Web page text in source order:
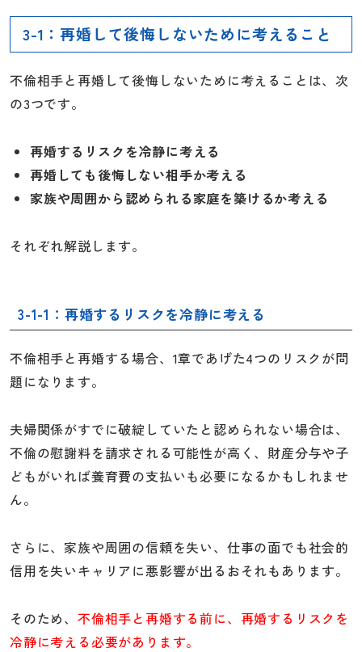
3-1：再婚して後悔しないために考えること
不倫相手と再婚して後悔しないために考えることは、次
の3つです。
再婚するリスクを冷静に考える
再婚しても後悔しない相手か考える
家族や周囲から認められる家庭を築けるか考える
それぞれ解説します。
3-1-1：再婚するリスクを冷静に考える
不倫相手と再婚する場合、1章であげた4つのリスクが問
題になります。
夫婦関係がすでに破綻していたと認められない場合は、
不倫の慰謝料を請求される可能性が高く、財産分与や子
どもがいれば養育費の支払いも必要になるかもしれませ
ん。
さらに、家族や周囲の信頼を失い、仕事の面でも社会的
信用を失いキャリアに悪影響が出るおそれもあります。
そのため、 不倫相手と再婚する前に、再婚するリスクを
冷静に考える必要があります。